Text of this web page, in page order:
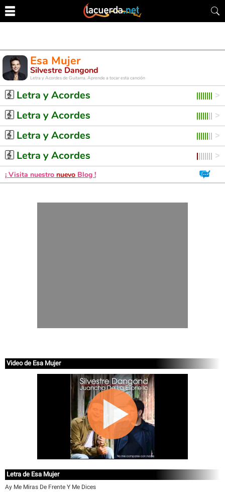
Esa Mujer
Silvestre Dangond
Letra y Acordes de Guitarra. Aprende a tocar esta canción
Letra y Acordes
Letra y Acordes
Letra y Acordes
Letra y Acordes
¡ Visita nuestro nuevo Blog !
Video de Esa Mujer
Letra de Esa Mujer
Ay Me Miras De Frente Y Me Dices